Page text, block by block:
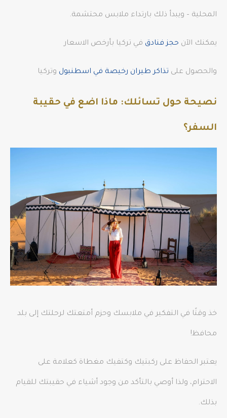
المحلية – ويبدأ ذلك بارتداء ملابس محتشمة.
يمكنك الآن حجز فنادق في تركيا بأرخص الاسعار
والحصول على تذاكر طيران رخيصة في اسطنبول وتركيا
نصيحة حول تسائلك: ماذا اضع في حقيبة
السفر؟
خذ وقتًا في التفكير في ملابسك وحزم أمتعتك لرحلتك إلى بلد
محافظ!
يعتبر الحفاظ على ركبتيك وكتفيك مغطاة كعلامة على
الاحترام، ولذا أوصي بالتأكد من وجود أشياء في حقيبتك للقيام
بذلك.